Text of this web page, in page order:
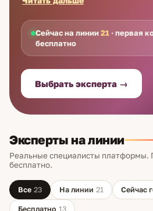
Иркутске» здесь редко идёт
любопытства, чаще хочется
склонности по делу.
как карту склонностей.
кисти отражают
повторяющиеся жизненные
Astro7 консультируют
дистанционно, по фото, видео
Сейчас на линии21 · первая
бесплатно
Выбрать эксперта →
Эксперты на линии
Реальные специалисты платформы.
бесплатно.
Все 23 На линии 21 Сейчас
Бесплатно 13